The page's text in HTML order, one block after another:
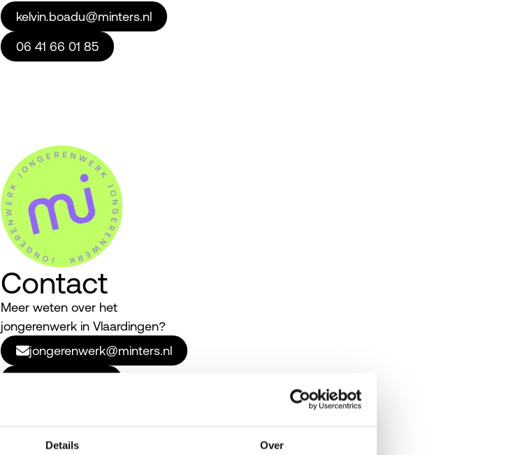
Details Over
kelvin.boadu@minters.nl
06 41 66 01 85
Contact
Meer weten over het
jongerenwerk in Vlaardingen?
jongerenwerk@minters.nl